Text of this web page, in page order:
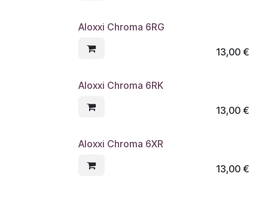
Aloxxi Chroma 6RG
13,00€
Aloxxi Chroma 6RK
13,00€
Aloxxi Chroma 6XR
13,00€